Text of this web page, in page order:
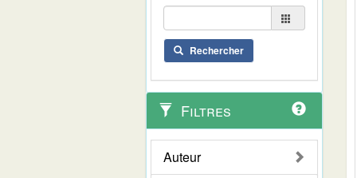
Rechercher
Filtres
Auteur